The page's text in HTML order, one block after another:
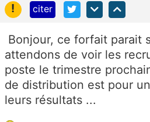
!
citer
Bonjour, ce forfait parait
attendons de voir les
poste le trimestre
de distribution est pour
leurs résultats ...